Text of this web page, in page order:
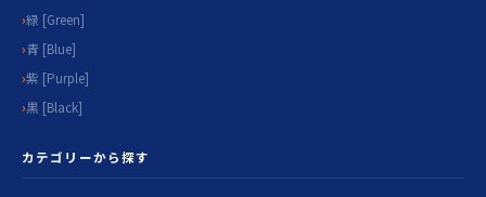
緑 [Green]
青 [Blue]
紫 [Purple]
黒 [Black]
カテゴリーから探す